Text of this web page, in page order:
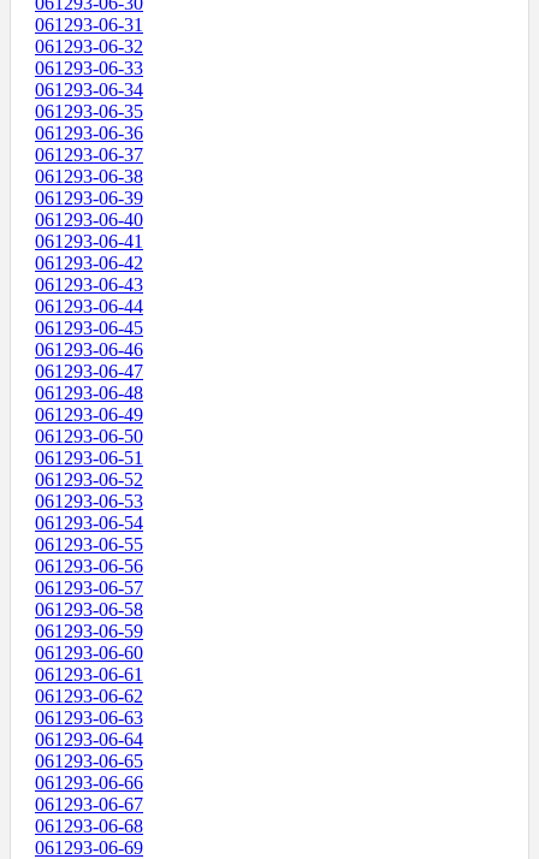
061293-06-31
061293-06-32
061293-06-33
061293-06-34
061293-06-35
061293-06-36
061293-06-37
061293-06-38
061293-06-39
061293-06-40
061293-06-41
061293-06-42
061293-06-43
061293-06-44
061293-06-45
061293-06-46
061293-06-47
061293-06-48
061293-06-49
061293-06-50
061293-06-51
061293-06-52
061293-06-53
061293-06-54
061293-06-55
061293-06-56
061293-06-57
061293-06-58
061293-06-59
061293-06-60
061293-06-61
061293-06-62
061293-06-63
061293-06-64
061293-06-65
061293-06-66
061293-06-67
061293-06-68
061293-06-69